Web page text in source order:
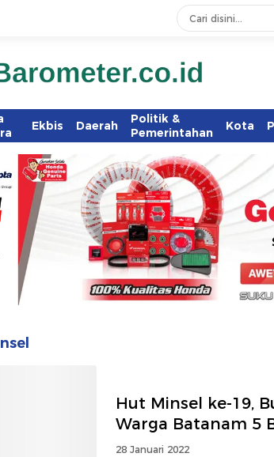
di Sulawesi Utara
Ekbis Daerah
Politik &
Pemerintahan
Kota
Hut Minsel ke-19,
Warga Batanam 5
28 Januari 2022